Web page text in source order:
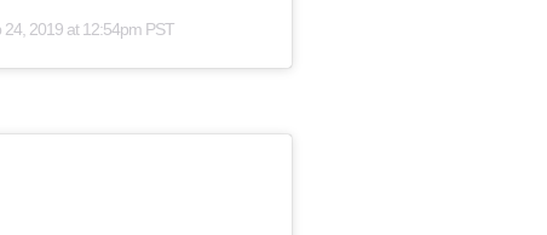
24, 2019 at 12:54pm PST